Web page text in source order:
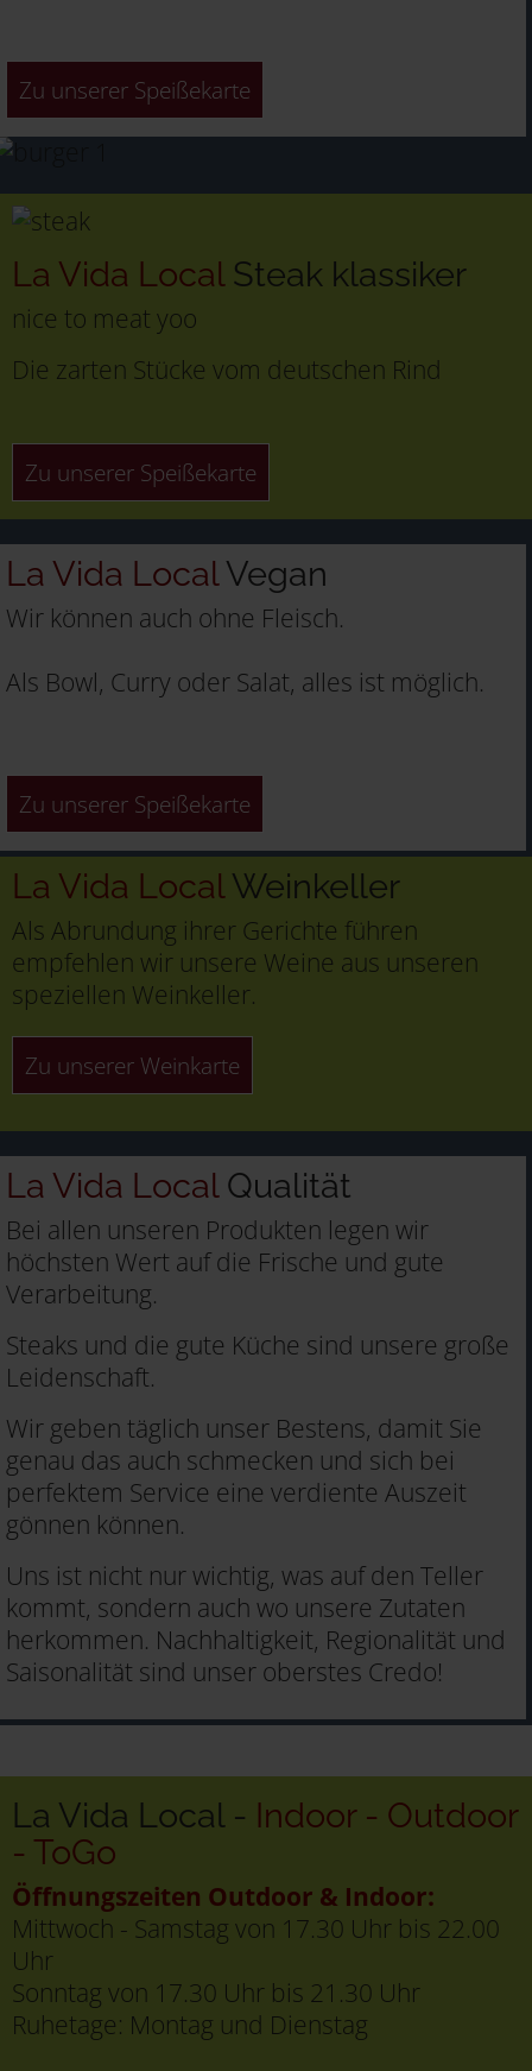
Zu unserer Speißekarte
La Vida Local Steak klassiker
nice to meat yoo
Die zarten Stücke vom deutschen Rind
Zu unserer Speißekarte
La Vida LocalVegan
Wir können auch ohne Fleisch.
Als Bowl, Curry oder Salat, alles ist möglich.
Zu unserer Speißekarte
La Vida LocalWeinkeller
Als Abrundung ihrer Gerichte führen
empfehlen wir unsere Weine aus unseren
speziellen Weinkeller.
Zu unserer Weinkarte
La Vida LocalQualität
Bei allen unseren Produkten legen wir
höchsten Wert auf die Frische und gute
Verarbeitung.
Steaks und die gute Küche sind unsere große
Leidenschaft.
Wir geben täglich unser Bestens, damit Sie
genau das auch schmecken und sich bei
perfektem Service eine verdiente Auszeit
gönnen können.
Uns ist nicht nur wichtig, was auf den Teller
kommt, sondern auch wo unsere Zutaten
herkommen. Nachhaltigkeit, Regionalität und
Saisonalität sind unser oberstes Credo!
La Vida Local - Indoor - Outdoor
- ToGo
Öffnungszeiten Outdoor & Indoor:
Mittwoch - Samstag von 17.30 Uhr bis 22.00
Uhr
Sonntag von 17.30 Uhr bis 21.30 Uhr
Ruhetage: Montag und Dienstag